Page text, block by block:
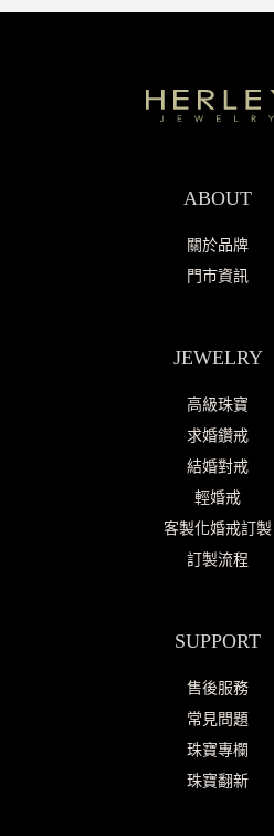
ABOUT
關於品牌
門市資訊
JEWELRY
高級珠寶
求婚鑽戒
結婚對戒
輕婚戒
客製化婚戒訂製
訂製流程
SUPPORT
售後服務
常見問題
珠寶專欄
珠寶翻新